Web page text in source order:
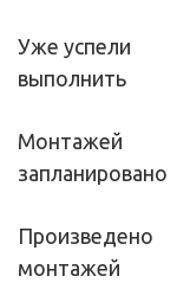
Уже успели
выполнить
Монтажей
запланировано
Произведено
монтажей